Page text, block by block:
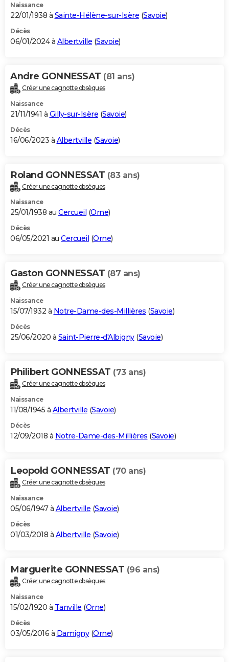
Naissance
22/01/1938 à Sainte-Hélène-sur-Isère (Savoie)
Décès
06/01/2024 à Albertville (Savoie)
Andre GONNESSAT (81 ans)
Créer une cagnotte obsèques
Naissance
21/11/1941 à Gilly-sur-Isère (Savoie)
Décès
16/06/2023 à Albertville (Savoie)
Roland GONNESSAT (83 ans)
Créer une cagnotte obsèques
Naissance
25/01/1938 au Cercueil (Orne)
Décès
06/05/2021 au Cercueil (Orne)
Gaston GONNESSAT (87 ans)
Créer une cagnotte obsèques
Naissance
15/07/1932 à Notre-Dame-des-Millières (Savoie)
Décès
25/06/2020 à Saint-Pierre-d'Albigny(Savoie)
Philibert GONNESSAT (73 ans)
Créer une cagnotte obsèques
Naissance
11/08/1945 à Albertville (Savoie)
Décès
12/09/2018 à Notre-Dame-des-Millières (Savoie)
Leopold GONNESSAT (70 ans)
Créer une cagnotte obsèques
Naissance
05/06/1947 à Albertville (Savoie)
Décès
01/03/2018 à Albertville (Savoie)
Marguerite GONNESSAT (96 ans)
Créer une cagnotte obsèques
Naissance
15/02/1920 à Tanville (Orne)
Décès
03/05/2016 à Damigny(Orne)